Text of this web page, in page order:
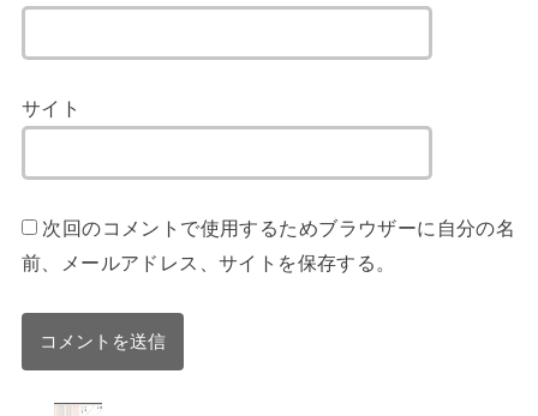
サイト
次回のコメントで使用するためブラウザーに自分の名
前、メールアドレス、サイトを保存する。